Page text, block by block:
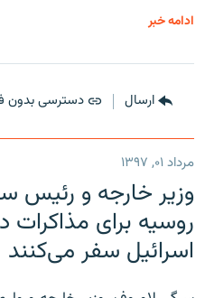
ادامه خبر
ارسال دسترسی بدون
مرداد ۰۱, ۱۳۹۷
وزیر خارجه و رئیس‌
روسیه برای مذاکرات
اسرائیل سفر می‌کنند